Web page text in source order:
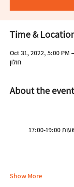
Time &
Oct 31, 2022, 5:00 PM
חולון
About the event
19:00
Show More